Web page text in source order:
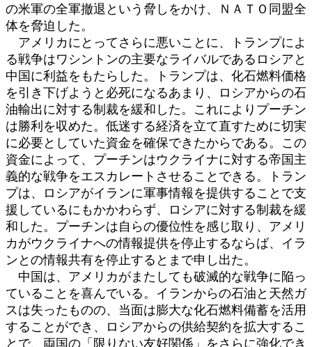
の米軍の全軍撤退という脅しをかけ、ＮＡＴＯ同盟全
体を脅迫した。
アメリカにとってさらに悪いことに、トランプによ
る戦争はワシントンの主要なライバルであるロシアと
中国に利益をもたらした。トランプは、化石燃料価格
を引き下げようと必死になるあまり、ロシアからの石
油輸出に対する制裁を緩和した。これによりプーチン
は勝利を収めた。低迷する経済を立て直すために切実
に必要としていた資金を確保できたからである。この
資金によって、プーチンはウクライナに対する帝国主
義的な戦争をエスカレートさせることできる。トラン
プは、ロシアがイランに軍事情報を提供することで支
援しているにもかかわらず、ロシアに対する制裁を緩
和した。プーチンは自らの優位性を感じ取り、アメリ
カがウクライナへの情報提供を停止するならば、イラ
ンとの情報共有を停止するとまで申し出た。
中国は、アメリカがまたしても破滅的な戦争に陥っ
ていることを喜んでいる。イランからの石油と天然ガ
スは失ったものの、当面は膨大な化石燃料備蓄を活用
することができ、ロシアからの供給契約を拡大するこ
とで、両国の「限りない友好関係」をさらに強化でき